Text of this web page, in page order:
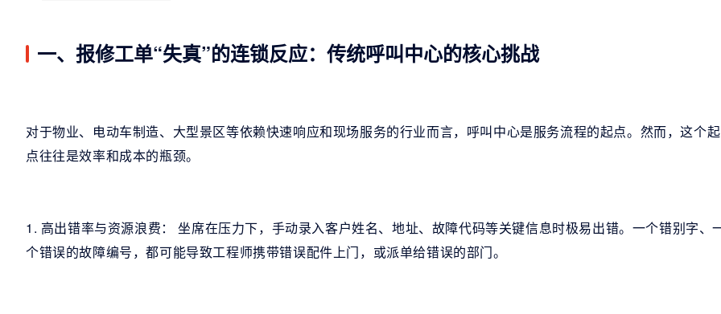
一、报修工单“失真”的连锁反应：传统呼叫中心的核心挑战
对于物业、电动车制造、大型景区等依赖快速响应和现场服务的行业而言，呼叫中心是服务流程的起点。然而，这个起
点往往是效率和成本的瓶颈。
1. 高出错率与资源浪费： 坐席在压力下，手动录入客户姓名、地址、故障代码等关键信息时极易出错。一个错别字、
个错误的故障编号，都可能导致工程师携带错误配件上门，或派单给错误的部门。